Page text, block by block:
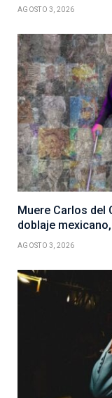
AGOSTO 3, 2026
Muere Carlos del
doblaje
AGOSTO 3, 2026